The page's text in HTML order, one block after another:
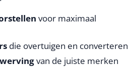
voor maximaal
die overtuigen en converteren
van de juiste merken